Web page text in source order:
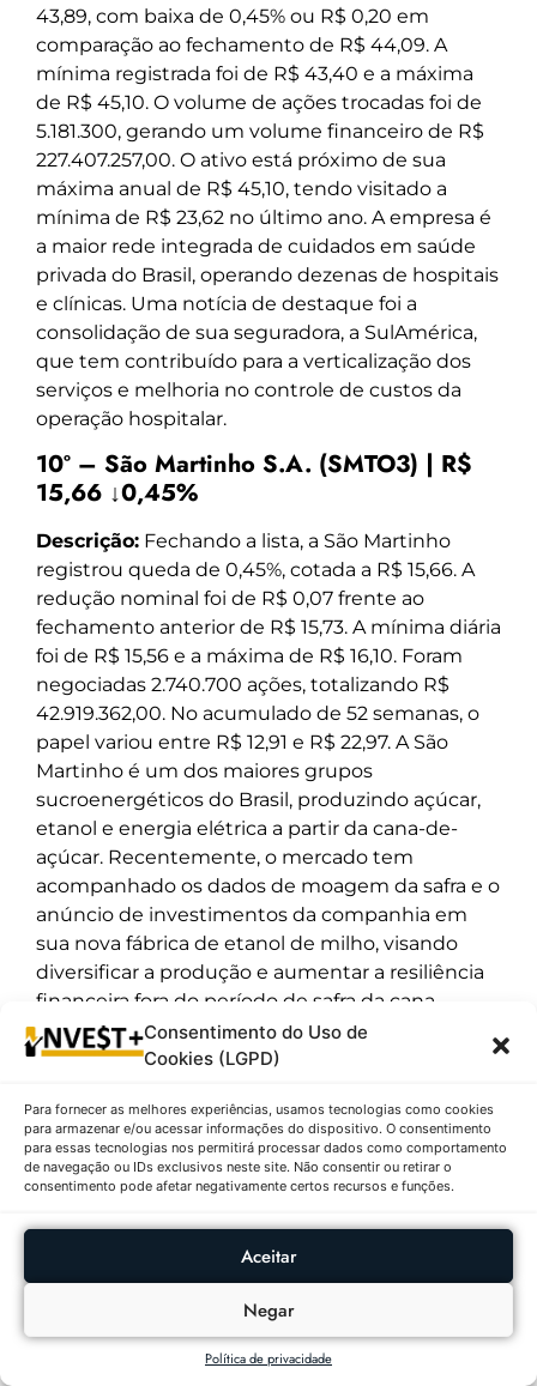
Consentimento do Uso de
Cookies (LGPD)
Para fornecer as melhores experiências, usamos tecnologias como cookies
para armazenar e/ou acessar informações do dispositivo. O consentimento
para essas tecnologias nos permitirá processar dados como comportamento
de navegação ou IDs exclusivos neste site. Não consentir ou retirar o
consentimento pode afetar negativamente certos recursos e funções.
Aceitar
Negar
Política de privacidade
43,89, com baixa de 0,45% ou R$ 0,20 em
comparação ao fechamento de R$ 44,09. A
mínima registrada foi de R$ 43,40 e a máxima
de R$ 45,10. O volume de ações trocadas foi de
5.181.300, gerando um volume financeiro de R$
227.407.257,00. O ativo está próximo de sua
máxima anual de R$ 45,10, tendo visitado a
mínima de R$ 23,62 no último ano. A empresa é
a maior rede integrada de cuidados em saúde
privada do Brasil, operando dezenas de hospitais
e clínicas. Uma notícia de destaque foi a
consolidação de sua seguradora, a SulAmérica,
que tem contribuído para a verticalização dos
serviços e melhoria no controle de custos da
operação hospitalar.
10º – São Martinho S.A. (SMTO3) | R$
15,66 ↓0,45%
Descrição: Fechando a lista, a São Martinho
registrou queda de 0,45%, cotada a R$ 15,66. A
redução nominal foi de R$ 0,07 frente ao
fechamento anterior de R$ 15,73. A mínima diária
foi de R$ 15,56 e a máxima de R$ 16,10. Foram
negociadas 2.740.700 ações, totalizando R$
42.919.362,00. No acumulado de 52 semanas, o
papel variou entre R$ 12,91 e R$ 22,97. A São
Martinho é um dos maiores grupos
sucroenergéticos do Brasil, produzindo açúcar,
etanol e energia elétrica a partir da cana-de-
açúcar. Recentemente, o mercado tem
acompanhado os dados de moagem da safra e o
anúncio de investimentos da companhia em
sua nova fábrica de etanol de milho, visando
diversificar a produção e aumentar a resiliência
financeira fora do período de safra da cana.
Outras Publicações
CRIPTOMOEDAS
RANKING
DIÁRIO
As Criptomoedas Que
Mais Valorizaram E
Desvalorizaram Em
09/08/2026
CRIPTOMOEDAS